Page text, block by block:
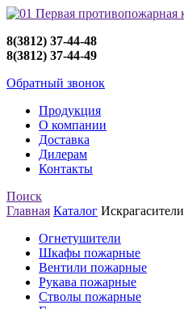
8(3812) 37-44-48
8(3812) 37-44-49
Обратный звонок
Продукция
О компании
Доставка
Дилерам
Контакты
Поиск
Главная Каталог Искрагасители
Огнетушители
Шкафы пожарные
Вентили пожарные
Рукава пожарные
Стволы пожарные